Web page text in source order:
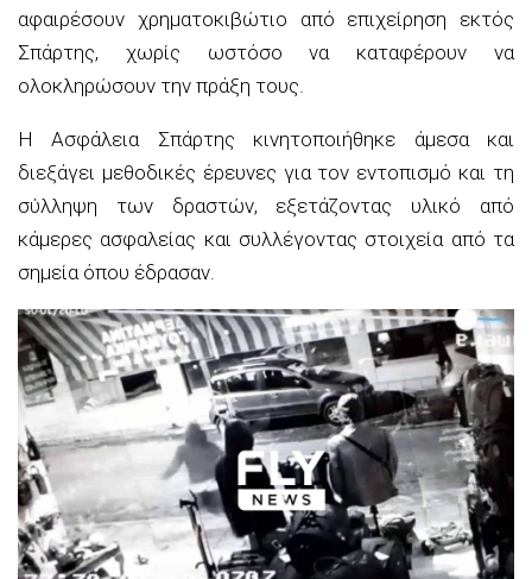
αφαιρέσουν χρηματοκιβώτιο από επιχείρηση εκτός
Σπάρτης, χωρίς ωστόσο να καταφέρουν να
ολοκληρώσουν την πράξη τους.
Η Ασφάλεια Σπάρτης κινητοποιήθηκε άμεσα και
διεξάγει μεθοδικές έρευνες για τον εντοπισμό και τη
σύλληψη των δραστών, εξετάζοντας υλικό από
κάμερες ασφαλείας και συλλέγοντας στοιχεία από τα
σημεία όπου έδρασαν.